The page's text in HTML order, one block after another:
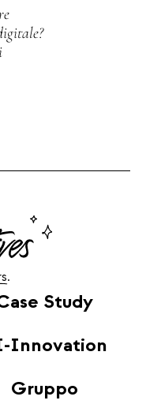
Study
Innovation
Gruppo